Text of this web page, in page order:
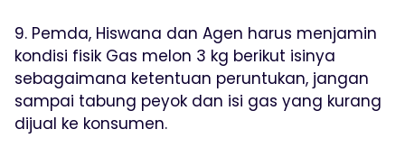
9. Pemda, Hiswana dan Agen harus menjamin
kondisi fisik Gas melon 3 kg berikut isinya
sebagaimana ketentuan peruntukan, jangan
sampai tabung peyok dan isi gas yang kurang
dijual ke konsumen.